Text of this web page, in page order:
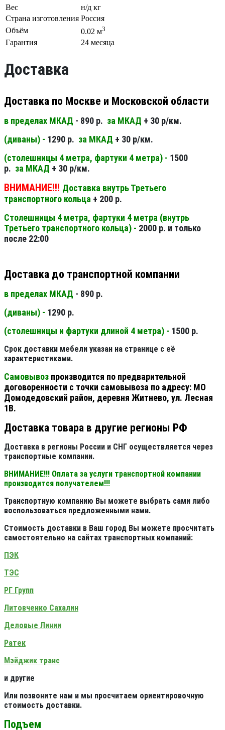
Вес
н/д кг
Страна изготовления Россия
Объём
0.02 м3
Гарантия 24 месяца
Доставка
Доставка по Москве и Московской области
в пределах МКАД - 890 р. за МКАД + 30 р/км.
(диваны) - 1290 р. за МКАД + 30 р/км.
(столешницы 4 метра, фартуки 4 метра) - 1500
р. за МКАД + 30 р/км.
ВНИМАНИЕ!!! Доставка внутрь Третьего
транспортного кольца + 200 р.
Столешницы 4 метра, фартуки 4 метра (внутрь
Третьего транспортного кольца) - 2000 р. и только
после 22:00
Доставка до транспортной компании
в пределах МКАД - 890 р.
(диваны) - 1290 р.
(столешницы и фартуки длиной 4 метра) - 1500 р.
Срок доставки мебели указан на странице с её
характеристиками.
Самовывоз производится по предварительной
договоренности с точки самовывоза по адресу: МО
Домодедовский район, деревня Житнево, ул. Лесная
1В.
Доставка товара в другие регионы РФ
Доставка в регионы России и СНГ осуществляется через
транспортные компании.
ВНИМАНИЕ!!! Оплата за услуги транспортной компании
производится получателем!!!
Транспортную компанию Вы можете выбрать сами либо
воспользоваться предложенными нами.
Стоимость доставки в Ваш город Вы можете просчитать
самостоятельно на сайтах транспортных компаний:
ПЭК
ТЭС
РГ Групп
Литовченко Сахалин
Деловые Линии
Ратек
Мэйджик транс
и другие
Или позвоните нам и мы просчитаем ориентировочную
стоимость доставки.
Подъем